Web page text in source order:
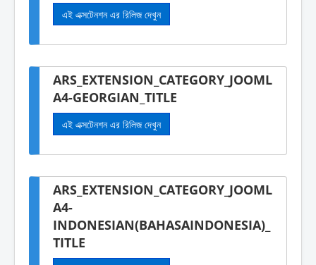
এই এক্সটেনশন এর রিলিজ দেখুন
ARS_EXTENSION_CATEGORY_JOOML
A4-GEORGIAN_TITLE
এই এক্সটেনশন এর রিলিজ দেখুন
ARS_EXTENSION_CATEGORY_JOOML
A4-
INDONESIAN(BAHASAINDONESIA)_
TITLE